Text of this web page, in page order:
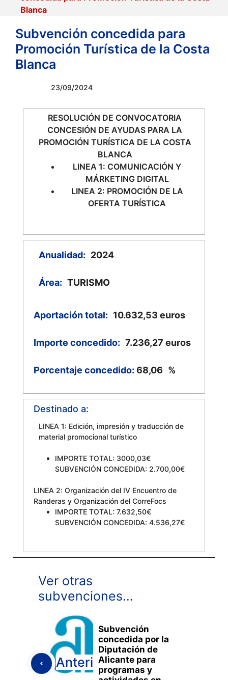
Blanca
Subvención concedida para
Promoción Turística de la Costa
Blanca
23/09/2024
RESOLUCIÓN DE CONVOCATORIA
CONCESIÓN DE AYUDAS PARA LA
PROMOCIÓN TURÍSTICA DE LA COSTA
BLANCA
LINEA 1: COMUNICACIÓN Y
MÁRKETING DIGITAL
LINEA 2: PROMOCIÓN DE LA
OFERTA TURÍSTICA
Anualidad: 2024
Área: TURISMO
Aportación total: 10.632,53 euros
Importe concedido: 7.236,27 euros
Porcentaje concedido: 68,06 %
Destinado a:
LINEA 1: Edición, impresión y traducción de
material promocional turístico
IMPORTE TOTAL: 3000,03€
SUBVENCIÓN CONCEDIDA: 2.700,00€
LINEA 2: Organización del IV Encuentro de
Randeras y Organización del CorreFocs
IMPORTE TOTAL: 7.632,50€
SUBVENCIÓN CONCEDIDA: 4.536,27€
Ver otras
subvenciones…
Anterior
Subvención
concedida por la
Diputación de
Alicante para
programas y